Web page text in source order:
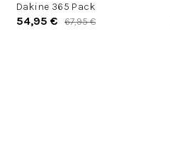
Dakine 365 Pack
54,95 € 67,95 €